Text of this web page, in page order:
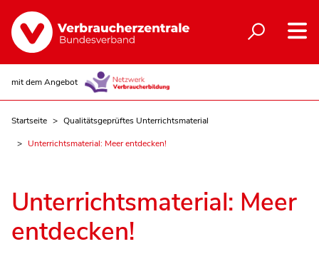
mit dem Angebot
Startseite
Qualitätsgeprüftes Unterrichtsmaterial
Unterrichtsmaterial: Meer entdecken!
Unterrichtsmaterial: Meer
entdecken!